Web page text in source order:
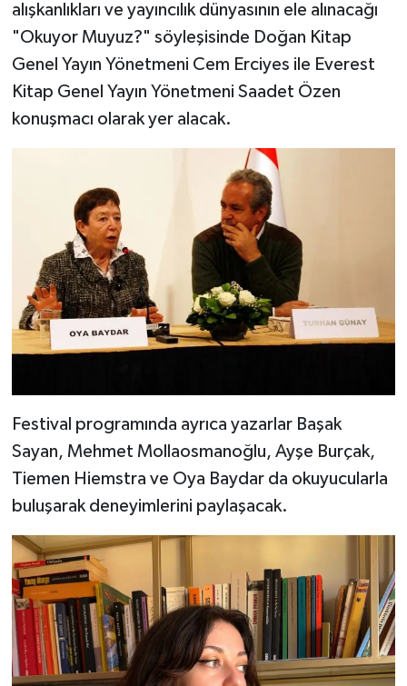
alışkanlıkları ve yayıncılık dünyasının ele alınacağı
"Okuyor Muyuz?" söyleşisinde Doğan Kitap
Genel Yayın Yönetmeni Cem Erciyes ile Everest
Kitap Genel Yayın Yönetmeni Saadet Özen
konuşmacı olarak yer alacak.
Festival programında ayrıca yazarlar Başak
Sayan, Mehmet Mollaosmanoğlu, Ayşe Burçak,
Tiemen Hiemstra ve Oya Baydar da okuyucularla
buluşarak deneyimlerini paylaşacak.